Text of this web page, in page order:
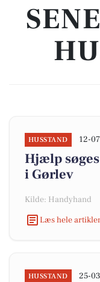
HUSSTAND 12-
Hjælp
i Gørlev
Kilde: Handyhand
Læs hele
HUSSTAND 25-